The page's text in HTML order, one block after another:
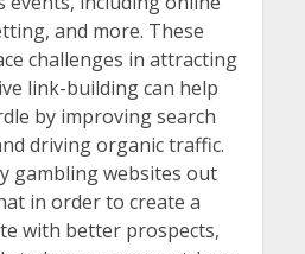
and more. These
challenges in attracting
link-building can help
by improving search
driving organic traffic.
gambling websites out
in order to create a
with better prospects,